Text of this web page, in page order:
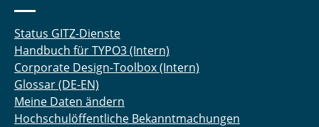
Status GITZ-Dienste
Handbuch für TYPO3 (Intern)
Corporate Design-Toolbox (Intern)
Glossar (DE-EN)
Meine Daten ändern
Hochschulöffentliche Bekanntmachungen